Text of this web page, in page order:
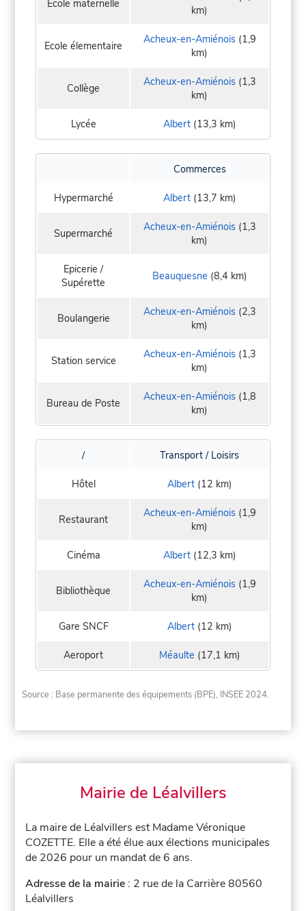
Ecole maternelle
km)
Ecole élementaire Acheux-en-Amiénois(1,9
km)
Collège Acheux-en-Amiénois(1,3
km)
Lycée Albert(13,3 km)
Commerces
Hypermarché Albert(13,7 km)
Supermarché Acheux-en-Amiénois(1,3
km)
Epicerie /
Supérette
Beauquesne (8,4 km)
Boulangerie Acheux-en-Amiénois(2,3
km)
Station service Acheux-en-Amiénois(1,3
km)
Bureau de Poste Acheux-en-Amiénois(1,8
km)
/ Transport / Loisirs
Hôtel Albert(12 km)
Restaurant Acheux-en-Amiénois(1,9
km)
Cinéma Albert(12,3 km)
Bibliothèque Acheux-en-Amiénois(1,9
km)
Gare SNCF Albert(12 km)
Aeroport Méaulte (17,1 km)
Source : Base permanente des équipements (BPE), INSEE 2024.
Mairie de Léalvillers
La maire de Léalvillers est Madame Véronique
COZETTE. Elle a été élue aux élections municipales
de 2026 pour un mandat de 6 ans.
Adresse de la mairie : 2 rue de la Carrière 80560
Léalvillers